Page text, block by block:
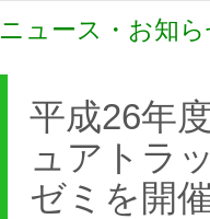
ニュース・お知
平成26年
ュアトラ
ゼミを開